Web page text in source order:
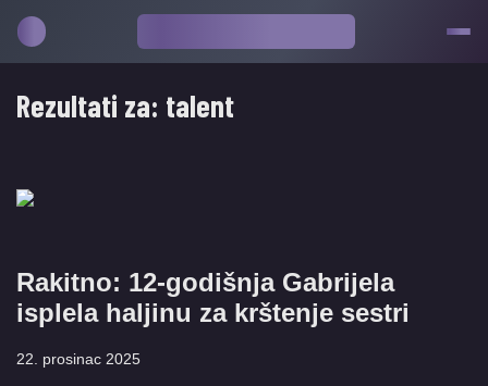
Rezultati za: talent
Rakitno: 12-godišnja Gabrijela
isplela haljinu za krštenje sestri
22. prosinac 2025